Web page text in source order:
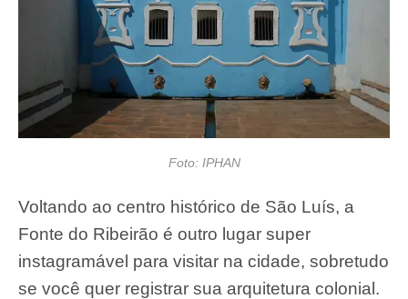
Foto: IPHAN
Voltando ao centro histórico de São Luís, a
Fonte do Ribeirão é outro lugar super
instagramável para visitar na cidade, sobretudo
se você quer registrar sua arquitetura colonial.